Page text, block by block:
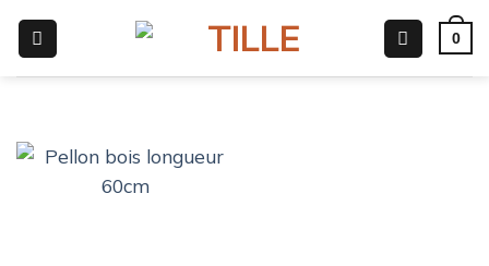
contenu
0